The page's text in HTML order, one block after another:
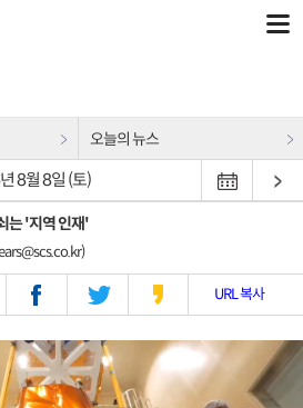
오늘의 뉴스
8월 8일 (토)
는 '지역 인재'
URL 복사